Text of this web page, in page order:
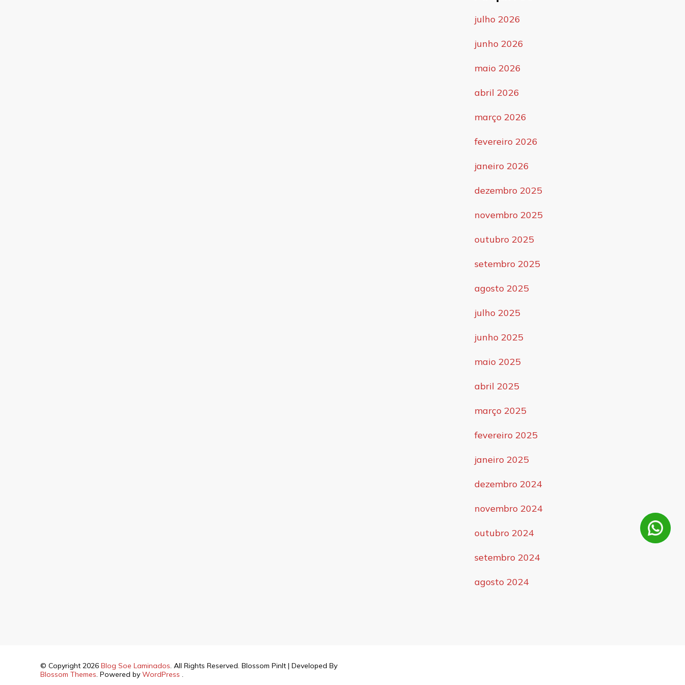
julho 2026
junho 2026
maio 2026
abril 2026
março 2026
fevereiro 2026
janeiro 2026
dezembro 2025
novembro 2025
outubro 2025
setembro 2025
agosto 2025
julho 2025
junho 2025
maio 2025
abril 2025
março 2025
fevereiro 2025
janeiro 2025
dezembro 2024
novembro 2024
outubro 2024
setembro 2024
agosto 2024
© Copyright 2026 Blog Soe Laminados. All Rights Reserved. Blossom PinIt | Developed By
Blossom Themes. Powered by WordPress .